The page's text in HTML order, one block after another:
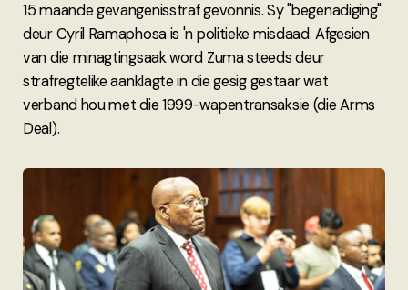
15 maande gevangenisstraf gevonnis. Sy "begenadiging"
deur Cyril Ramaphosa is 'n politieke misdaad. Afgesien
van die minagtingsaak word Zuma steeds deur
strafregtelike aanklagte in die gesig gestaar wat
verband hou met die 1999-wapentransaksie (die Arms
Deal).